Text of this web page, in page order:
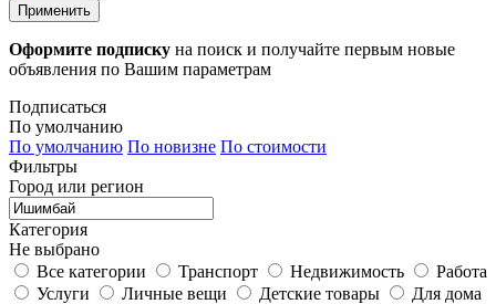
Применить
Оформите подписку на поиск и получайте первым новые
объявления по Вашим параметрам
Подписаться
По умолчанию
По умолчанию По новизне По стоимости
Фильтры
Город или регион
Категория
Не выбрано
Все категории
Транспорт Недвижимость
Работа
Услуги
Личные вещи Детские товары
Для дома